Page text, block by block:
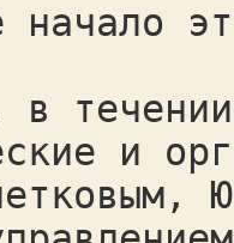
начало
в
и